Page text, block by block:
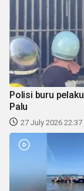
Polisi buru
Palu
27 July 2026 22:37